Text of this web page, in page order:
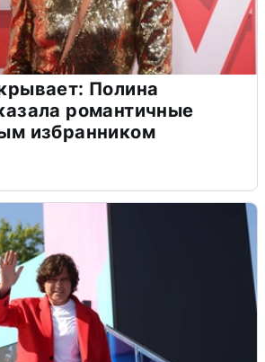
Полина
романтичные
избранником